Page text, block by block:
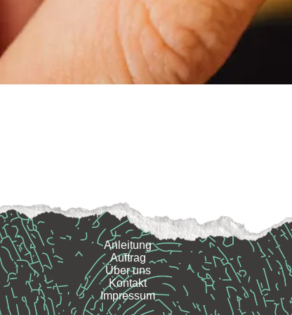
Anleitung
Auftrag
Über uns
Kontakt
Impressum